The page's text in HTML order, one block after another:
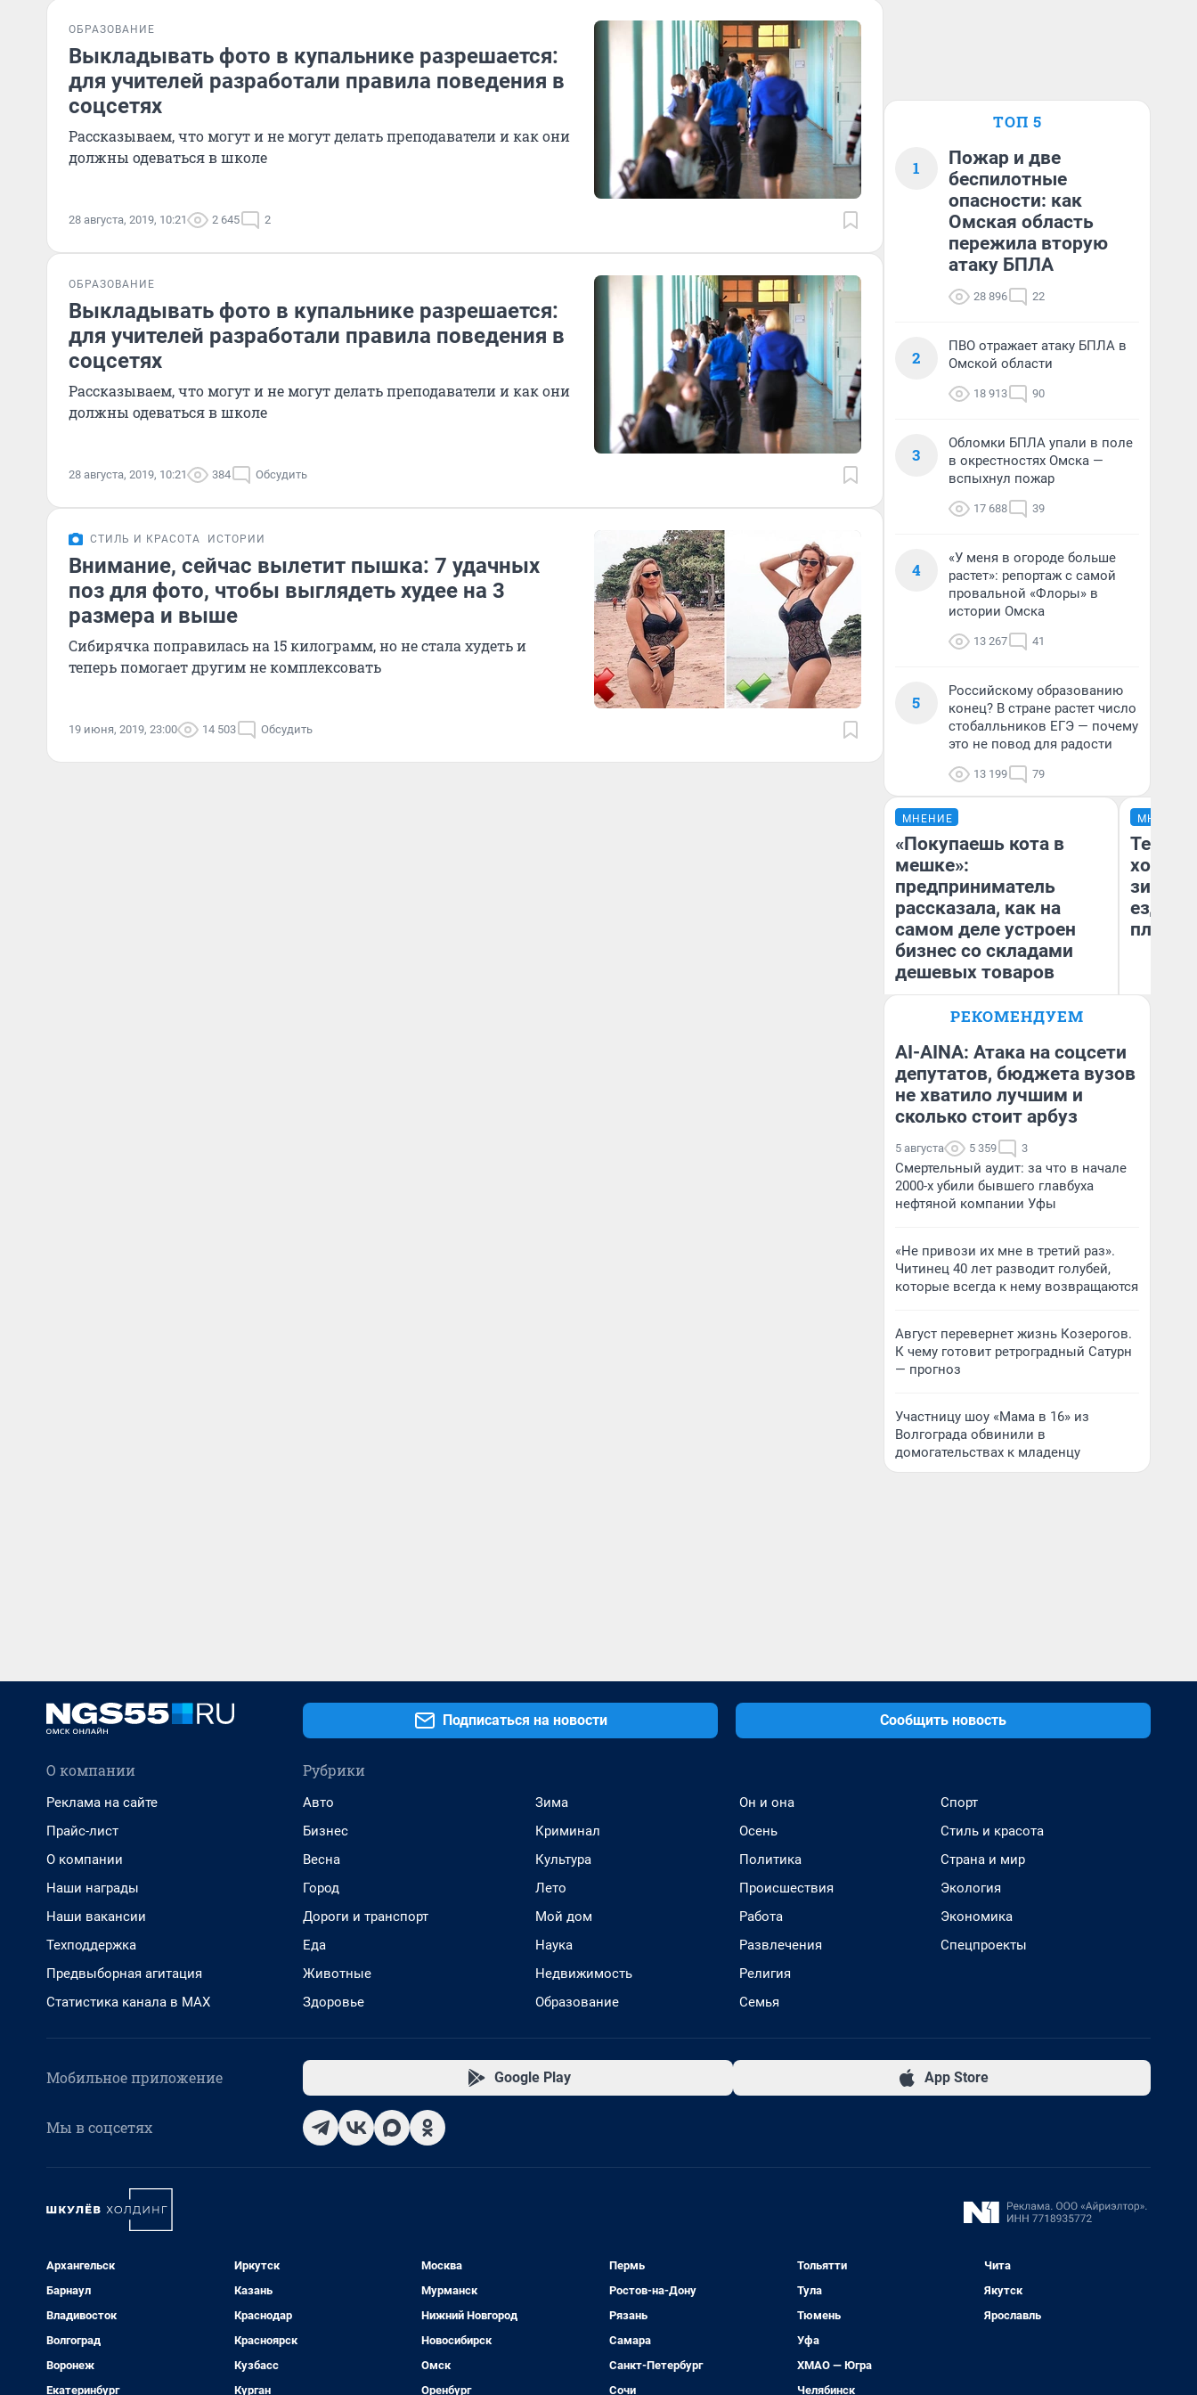
ОБРАЗОВАНИЕ
Выкладывать фото в купальнике разрешается:
для учителей разработали правила поведения в
соцсетях
Рассказываем, что могут и не могут делать преподаватели и как они
должны одеваться в школе
28 августа, 2019, 10:21 2 645 2
ОБРАЗОВАНИЕ
Выкладывать фото в купальнике разрешается:
для учителей разработали правила поведения в
соцсетях
Рассказываем, что могут и не могут делать преподаватели и как они
должны одеваться в школе
28 августа, 2019, 10:21 384 Обсудить
СТИЛЬ И КРАСОТА ИСТОРИИ
Внимание, сейчас вылетит пышка: 7 удачных
поз для фото, чтобы выглядеть худее на 3
размера и выше
Сибирячка поправилась на 15 килограмм, но не стала худеть и
теперь помогает другим не комплексовать
19 июня, 2019, 23:00 14 503 Обсудить
ТОП 5
1
Пожар и две
беспилотные
опасности: как
Омская область
пережила вторую
атаку БПЛА
28 896 22
2
ПВО отражает атаку БПЛА в
Омской области
18 913 90
3
Обломки БПЛА упали в поле
в окрестностях Омска —
вспыхнул пожар
17 688 39
4
«У меня в огороде больше
растет»: репортаж с самой
провальной «Флоры» в
истории Омска
13 267 41
5
Российскому образованию
конец? В стране растет число
стобалльников ЕГЭ — почему
это не повод для радости
13 199 79
МНЕНИЕ
«Покупаешь кота в
мешке»:
предприниматель
рассказала, как на
самом деле устроен
бизнес со складами
дешевых товаров
Наталья Шорохова
деньги соцразвития
МНЕНИЕ
Тепло
зимой.
ездит
плюсы
РЕКОМЕНДУЕМ
AI-AINA: Атака на соцсети
депутатов, бюджета вузов
не хватило лучшим и
сколько стоит арбуз
5 августа 5 359 3
Смертельный аудит: за что в начале
2000-х убили бывшего главбуха
нефтяной компании Уфы
«Не привози их мне в третий раз».
Читинец 40 лет разводит голубей,
которые всегда к нему возвращаются
Август перевернет жизнь Козерогов.
К чему готовит ретроградный Сатурн
— прогноз
Участницу шоу «Мама в 16» из
Волгограда обвинили в
домогательствах к младенцу
Подписаться на новости Сообщить новость
О компании
Реклама на сайте
Прайс-лист
О компании
Наши награды
Наши вакансии
Техподдержка
Предвыборная агитация
Статистика канала в MAX
Рубрики
Авто
Бизнес
Весна
Город
Дороги и транспорт
Еда
Животные
Здоровье
Зима
Криминал
Культура
Лето
Мой дом
Наука
Недвижимость
Образование
Он и она
Осень
Политика
Происшествия
Работа
Развлечения
Религия
Семья
Спорт
Стиль и красота
Страна и мир
Экология
Экономика
Спецпроекты
Мобильное приложение Google Play App Store
Мы в соцсетях
Архангельск
Барнаул
Владивосток
Волгоград
Воронеж
Екатеринбург
Иркутск
Казань
Краснодар
Красноярск
Кузбасс
Курган
Москва
Мурманск
Нижний Новгород
Новосибирск
Омск
Оренбург
Пермь
Ростов-на-Дону
Рязань
Самара
Санкт-Петербург
Сочи
Тольятти
Тула
Тюмень
Уфа
ХМАО — Югра
Челябинск
Чита
Якутск
Ярославль